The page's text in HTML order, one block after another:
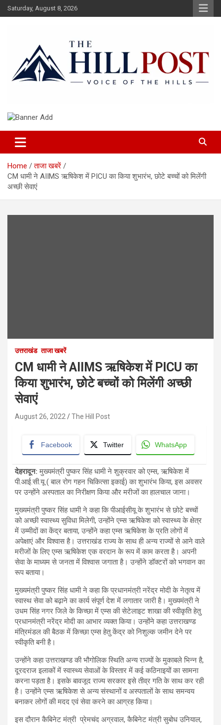
Skip
to
Saturday, August 8, 2026
The Hillpost
Home
ताजा खबरें
CM धामी ने AIIMS ऋषिकेश में PICU का किया शुभारंभ, छोटे बच्चों को मिलेंगी
अच्छी सेवाएं
उत्तराखंड ताजा खबरें
CM धामी ने AIIMS ऋषिकेश में PICU का
किया शुभारंभ, छोटे बच्चों को मिलेंगी अच्छी
सेवाएं
August 26, 2022 The Hill Post
Facebook Twitter WhatsApp
देहरादून:मुख्यमंत्री पुष्कर सिंह धामी ने शुक्रवार को एम्स, ऋषिकेश में
पी.आई.सी.यू ( बाल रोग गहन चिकित्सा इकाई) का शुभारंभ किया, इस अवसर
पर उन्होंने अस्पताल का निरीक्षण किया और मरीजों का हालचाल जाना।
मुख्यमंत्री पुष्कर सिंह धामी ने कहा कि पीआईसीयू के शुभारंभ से छोटे बच्चों
को अच्छी स्वास्थ्य सुविधा मिलेगी, उन्होंने एम्स ऋषिकेश को स्वास्थ्य के क्षेत्र
में उम्मीदों का केंद्र बताया, उन्होंने कहा एम्स ऋषिकेश के प्रति लोगों में
अपेक्षाएं और विश्वास है। उत्तराखंड राज्य के साथ ही अन्य राज्यों से आने वाले
मरीजों के लिए एम्स ऋषिकेश एक वरदान के रूप में काम करता है। अपनी
सेवा के माध्यम से जनता में विश्वास जगाता है। उन्होंने डॉक्टरों को भगवान का
रूप बताया।
मुख्यमंत्री पुष्कर सिंह धामी ने कहा कि प्रधानमंत्री नरेंद्र मोदी के नेतृत्व में
स्वास्थ सेवा को बढ़ाने का कार्य संपूर्ण देश में लगातार जारी है। मुख्यमंत्री ने
उधम सिंह नगर जिले के किच्छा में एम्स की सेटेलाइट शाखा की स्वीकृति हेतु
प्रधानमंत्री नरेंद्र मोदी का आभार व्यक्त किया। उन्होंने कहा उत्तराखण्ड
मंत्रिमंडल की बैठक में किच्छा एम्स हेतु केंद्र को निशुल्क जमीन देने पर
स्वीकृति बनी है।
उन्होंने कहा उत्तराखण्ड की भौगोलिक स्थिति अन्य राज्यों के मुकाबले भिन्न है,
दूरदराज इलाकों में स्वास्थ्य सेवाओं के विस्तार में कई कठिनाइयों का सामना
करना पड़ता है। इसके बावजूद राज्य सरकार इसे तीव्र गति के साथ कर रही
है। उन्होंने एम्स ऋषिकेश से अन्य संस्थानों व अस्पतालों के साथ समन्वय
बनाकर लोगों की मदद एवं सेवा करने का आग्रह किया।
इस दौरान कैबिनेट मंत्री प्रेमचंद अग्रवाल, कैबिनेट मंत्री सुबोध उनियाल,